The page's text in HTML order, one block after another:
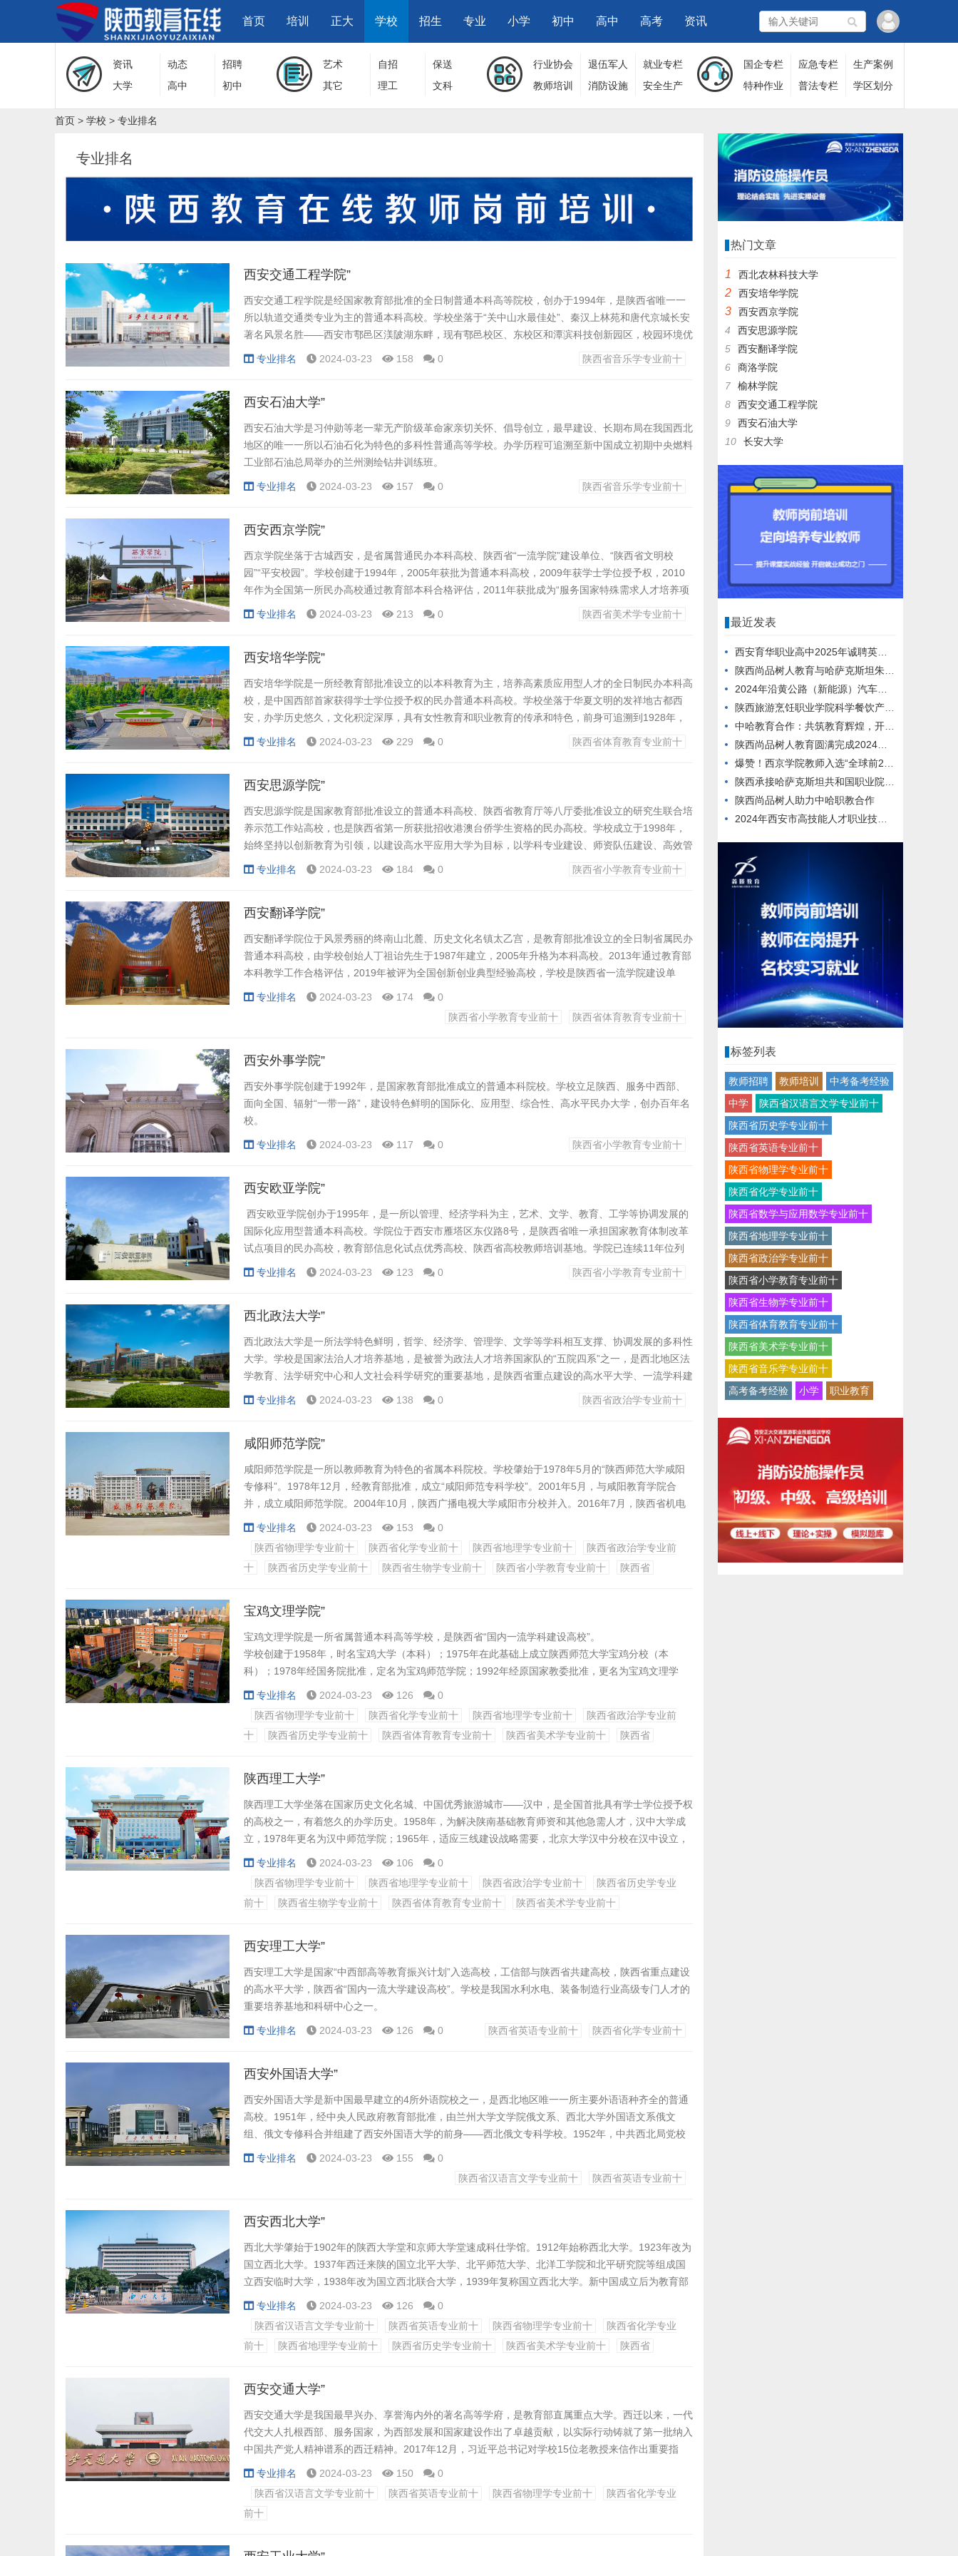
首页 培训 正大 学校 招生 专业 小学 初中 高中 高考 资讯
资讯 动态
招聘
大学
高中 初中
艺术 自招
保送
其它
理工 文科
行业协会 退伍军人
就业专栏
教师培训
消防设施 安全生产
国企专栏 应急专栏
生产案例
特种作业
普法专栏 学区划分
首页 > 学校 > 专业排名
专业排名
西安交通工程学院”
西安交通工程学院是经国家教育部批准的全日制普通本科高等院校，创办于1994年，是陕西省唯一一
所以轨道交通类专业为主的普通本科高校。学校坐落于“关中山水最佳处”、秦汉上林苑和唐代京城长安
著名风景名胜——西安市鄠邑区渼陂湖东畔，现有鄠邑校区、东校区和潭滨科技创新园区，校园环境优
雅，办学条件优越，拥有现代化的教学楼、图书馆、实验室、文体中心等，按照国家现行铁路运营标准
专业排名 2024-03-23 158 0 陕西省音乐学专业前十
西安石油大学”
西安石油大学是习仲勋等老一辈无产阶级革命家亲切关怀、倡导创立，最早建设、长期布局在我国西北
地区的唯一一所以石油石化为特色的多科性普通高等学校。办学历程可追溯至新中国成立初期中央燃料
工业部石油总局举办的兰州测绘钻井训练班。
工厂。1980年，经国务院批准，西安石油学院恢复办学，隶属于石油工业部。1990年，学校获批...
专业排名 2024-03-23 157 0 陕西省音乐学专业前十
西安西京学院”
西京学院坐落于古城西安，是省属普通民办本科高校、陕西省“一流学院”建设单位、“陕西省文明校
园”“平安校园”。学校创建于1994年，2005年获批为普通本科高校，2009年获学士学位授予权，2010
年作为全国第一所民办高校通过教育部本科合格评估，2011年获批成为“服务国家特殊需求人才培养项
目”——学士学位授予单位开展培养硕士专业学位研究生试点单位，2017年通过教育部本科教学审核评
专业排名 2024-03-23 213 0 陕西省美术学专业前十
西安培华学院”
西安培华学院是一所经教育部批准设立的以本科教育为主，培养高素质应用型人才的全日制民办本科高
校，是中国西部首家获得学士学位授予权的民办普通本科高校。学校坐落于华夏文明的发祥地古都西
安，办学历史悠久，文化积淀深厚，具有女性教育和职业教育的传承和特色，前身可追溯到1928年，
由陕西女子职业教育促进会筹办、陕西省教育厅批准设立的“西安第一女子平民职业学校”。1984年经陕
专业排名 2024-03-23 229 0 陕西省体育教育专业前十
西安思源学院”
西安思源学院是国家教育部批准设立的普通本科高校、陕西省教育厅等八厅委批准设立的研究生联合培
养示范工作站高校，也是陕西省第一所获批招收港澳台侨学生资格的民办高校。学校成立于1998年，
始终坚持以创新教育为引领，以建设高水平应用大学为目标，以学科专业建设、师资队伍建设、高效管
理平台建设为主线，强化教学过程管理和学生学习过程管理，推动了本科教育质量不断提高，职业教育
专业排名 2024-03-23 184 0 陕西省小学教育专业前十
西安翻译学院”
西安翻译学院位于风景秀丽的终南山北麓、历史文化名镇太乙宫，是教育部批准设立的全日制省属民办
普通本科高校，由学校创始人丁祖诒先生于1987年建立，2005年升格为本科高校。2013年通过教育部
本科教学工作合格评估，2019年被评为全国创新创业典型经验高校，学校是陕西省一流学院建设单
位，教育部一流专业、一流课程建设点院校，先后荣获“陕西省先进基层党组织”“陕西省平安校园”“陕西
专业排名 2024-03-23 174
0
陕西省小学教育专业前十
陕西省体育教育专业前十
西安外事学院”
西安外事学院创建于1992年，是国家教育部批准成立的普通本科院校。学校立足陕西、服务中西部、
面向全国、辐射“一带一路”，建设特色鲜明的国际化、应用型、综合性、高水平民办大学，创办百年名
校。
业”。
专业排名 2024-03-23 117 0 陕西省小学教育专业前十
西安欧亚学院”
西安欧亚学院创办于1995年，是一所以管理、经济学科为主，艺术、文学、教育、工学等协调发展的
国际化应用型普通本科高校。学院位于西安市雁塔区东仪路8号，是陕西省唯一承担国家教育体制改革
试点项目的民办高校，教育部信息化试点优秀高校、陕西省高校教师培训基地。学院已连续11年位列
校友会网“中国财经类民办大学排行榜”第一名，是中国大陆地区办学水平和办学层次最高的财经类民办
需求。我们致力于培养独一无二的...
专业排名 2024-03-23 123 0 陕西省小学教育专业前十
西北政法大学”
西北政法大学是一所法学特色鲜明，哲学、经济学、管理学、文学等学科相互支撑、协调发展的多科性
大学。学校是国家法治人才培养基地，是被誉为政法人才培养国家队的“五院四系”之一，是西北地区法
学教育、法学研究中心和人文社会科学研究的重要基地，是陕西省重点建设的高水平大学、一流学科建
设高校，是全国法学高等教育“立格联盟”和西安高水平有特色高校“长安联盟”的成员单位。
专业排名 2024-03-23 138 0 陕西省政治学专业前十
咸阳师范学院”
咸阳师范学院是一所以教师教育为特色的省属本科院校。学校肇始于1978年5月的“陕西师范大学咸阳
专修科”。1978年12月，经教育部批准，成立“咸阳师范专科学校”。2001年5月，与咸阳教育学院合
并，成立咸阳师范学院。2004年10月，陕西广播电视大学咸阳市分校并入。2016年7月，陕西省机电
工程学校划归学校。
学校位于大秦故都、国家级历史文化名城——咸阳，有渭城和秦都两个校区，校园占地800余亩，有实
习实训基地2650亩，校舍建筑面积50余万平方米。学校面向全国28个省（市）、自治区招...
专业排名 2024-03-23 153
0
陕西省物理学专业前十
陕西省化学专业前十 陕西省地理学专业前十
陕西省政治学专业前
十
陕西省历史学专业前十 陕西省生物学专业前十 陕西省小学教育专业前十 陕西省
宝鸡文理学院”
宝鸡文理学院是一所省属普通本科高等学校，是陕西省“国内一流学科建设高校”。
学校创建于1958年，时名宝鸡大学（本科）；1975年在此基础上成立陕西师范大学宝鸡分校（本
科）；1978年经国务院批准，定名为宝鸡师范学院；1992年经原国家教委批准，更名为宝鸡文理学
院。
教泽流芳，学校事业康庄发展、阔步向前。2008年学校荣获教育部“普通高等学校本科教学工作水平评
估优秀学校”称号；2013年学校获批为国...
专业排名 2024-03-23 126
0
陕西省物理学专业前十
陕西省化学专业前十 陕西省地理学专业前十
陕西省政治学专业前
十
陕西省历史学专业前十 陕西省体育教育专业前十 陕西省美术学专业前十 陕西省
陕西理工大学”
陕西理工大学坐落在国家历史文化名城、中国优秀旅游城市——汉中，是全国首批具有学士学位授予权
的高校之一，有着悠久的办学历史。1958年，为解决陕南基础教育师资和其他急需人才，汉中大学成
立，1978年更名为汉中师范学院；1965年，适应三线建设战略需要，北京大学汉中分校在汉中设立，
1978年北大分校撤离后，在原址建立陕西工学院；2001年，汉中师范学院与陕西工学院合并组建陕西
学。2019年学校在陕西省内实现一批次本...
专业排名 2024-03-23 106
0
陕西省物理学专业前十
陕西省地理学专业前十 陕西省政治学专业前十
陕西省历史学专业
前十
陕西省生物学专业前十 陕西省体育教育专业前十 陕西省美术学专业前十
西安理工大学”
西安理工大学是国家“中西部高等教育振兴计划”入选高校，工信部与陕西省共建高校，陕西省重点建设
的高水平大学，陕西省“国内一流大学建设高校”。学校是我国水利水电、装备制造行业高级专门人才的
重要培养基地和科研中心之一。
械学院和陕西工业大学合并组建陕西机械学院，隶属第一机械工业部。1994年，学校更名为西安理工
专业排名 2024-03-23 126 0 陕西省英语专业前十 陕西省化学专业前十
西安外国语大学”
西安外国语大学是新中国最早建立的4所外语院校之一，是西北地区唯一一所主要外语语种齐全的普通
高校。1951年，经中央人民政府教育部批准，由兰州大学文学院俄文系、西北大学外国语文系俄文
组、俄文专修科合并组建了西安外国语大学的前身——西北俄文专科学校。1952年，中共西北局党校
俄文班并入西北俄文专科学校，开始为国家培养本科层次外语人才。
1958年更名为西安外国语学院，2006年更名为西安外国语大学。1979年开始招收研究生，1986年成
专业排名 2024-03-23 155
0
陕西省汉语言文学专业前十
陕西省英语专业前十
西安西北大学”
西北大学肇始于1902年的陕西大学堂和京师大学堂速成科仕学馆。1912年始称西北大学。1923年改为
国立西北大学。1937年西迁来陕的国立北平大学、北平师范大学、北洋工学院和北平研究院等组成国
立西安临时大学，1938年改为国立西北联合大学，1939年复称国立西北大学。新中国成立后为教育部
直属综合大学。1950年复名西北大学。1958年改隶陕西省主管。1978年被确定为全国重点大学。现为
在长期的发展历程中，西北大学形成了“发...
专业排名 2024-03-23 126
0
陕西省汉语言文学专业前十
陕西省英语专业前十 陕西省物理学专业前十
陕西省化学专业
前十
陕西省地理学专业前十 陕西省历史学专业前十 陕西省美术学专业前十 陕西省
西安交通大学”
西安交通大学是我国最早兴办、享誉海内外的著名高等学府，是教育部直属重点大学。西迁以来，一代
代交大人扎根西部、服务国家，为西部发展和国家建设作出了卓越贡献，以实际行动铸就了第一批纳入
中国共产党人精神谱系的西迁精神。2017年12月，习近平总书记对学校15位老教授来信作出重要指
示。在2018年新年贺词中，习近平总书记再次提到“西安交大西迁的老教授”。2020年4月22日，习近平
家、与民族和人民同呼吸、共命运，勉励师生在新...
专业排名 2024-03-23 150
0
陕西省汉语言文学专业前十
陕西省英语专业前十 陕西省物理学专业前十
陕西省化学专业
前十
热门文章
1 西北农林科技大学
2 西安培华学院
3
西安西京学院
4
西安思源学院
5
西安翻译学院
6
商洛学院
7
榆林学院
8
西安交通工程学院
9
西安石油大学
10
长安大学
最近发表
西安育华职业高中2025年诚聘英才公告
陕西尚品树人教育与哈萨克斯坦朱巴诺夫大学达成战略合作
2024年沿黄公路（新能源）汽车拉力赛闭幕仪式暨首届汽车运动文体旅产业发展大会在西安汽车职业大学临潼校区举行
陕西旅游烹饪职业学院科学餐饮产品对接企业发布会盛大启幕
中哈教育合作：共筑教育辉煌，开启发展新程-陕西尚品树人助添光彩
陕西尚品树人教育圆满完成2024年哈萨克斯坦ERG联盟学校师生团队来华培训
爆赞！西京学院教师入选“全球前2%顶尖科学家”再创行业之最！
陕西承接哈萨克斯坦共和国职业院校教师培训
陕西尚品树人助力中哈职教合作
2024年西安市高技能人才职业技能竞赛两项热门工种决赛在西安高新技师学院顺利举行
标签列表
教师招聘 教师培训
中考备考经验
中学
陕西省汉语言文学专业前十
陕西省历史学专业前十
陕西省英语专业前十
陕西省物理学专业前十
陕西省化学专业前十
陕西省数学与应用数学专业前十
陕西省地理学专业前十
陕西省政治学专业前十
陕西省小学教育专业前十
陕西省生物学专业前十
陕西省体育教育专业前十
陕西省美术学专业前十
陕西省音乐学专业前十
高考备考经验
小学 职业教育